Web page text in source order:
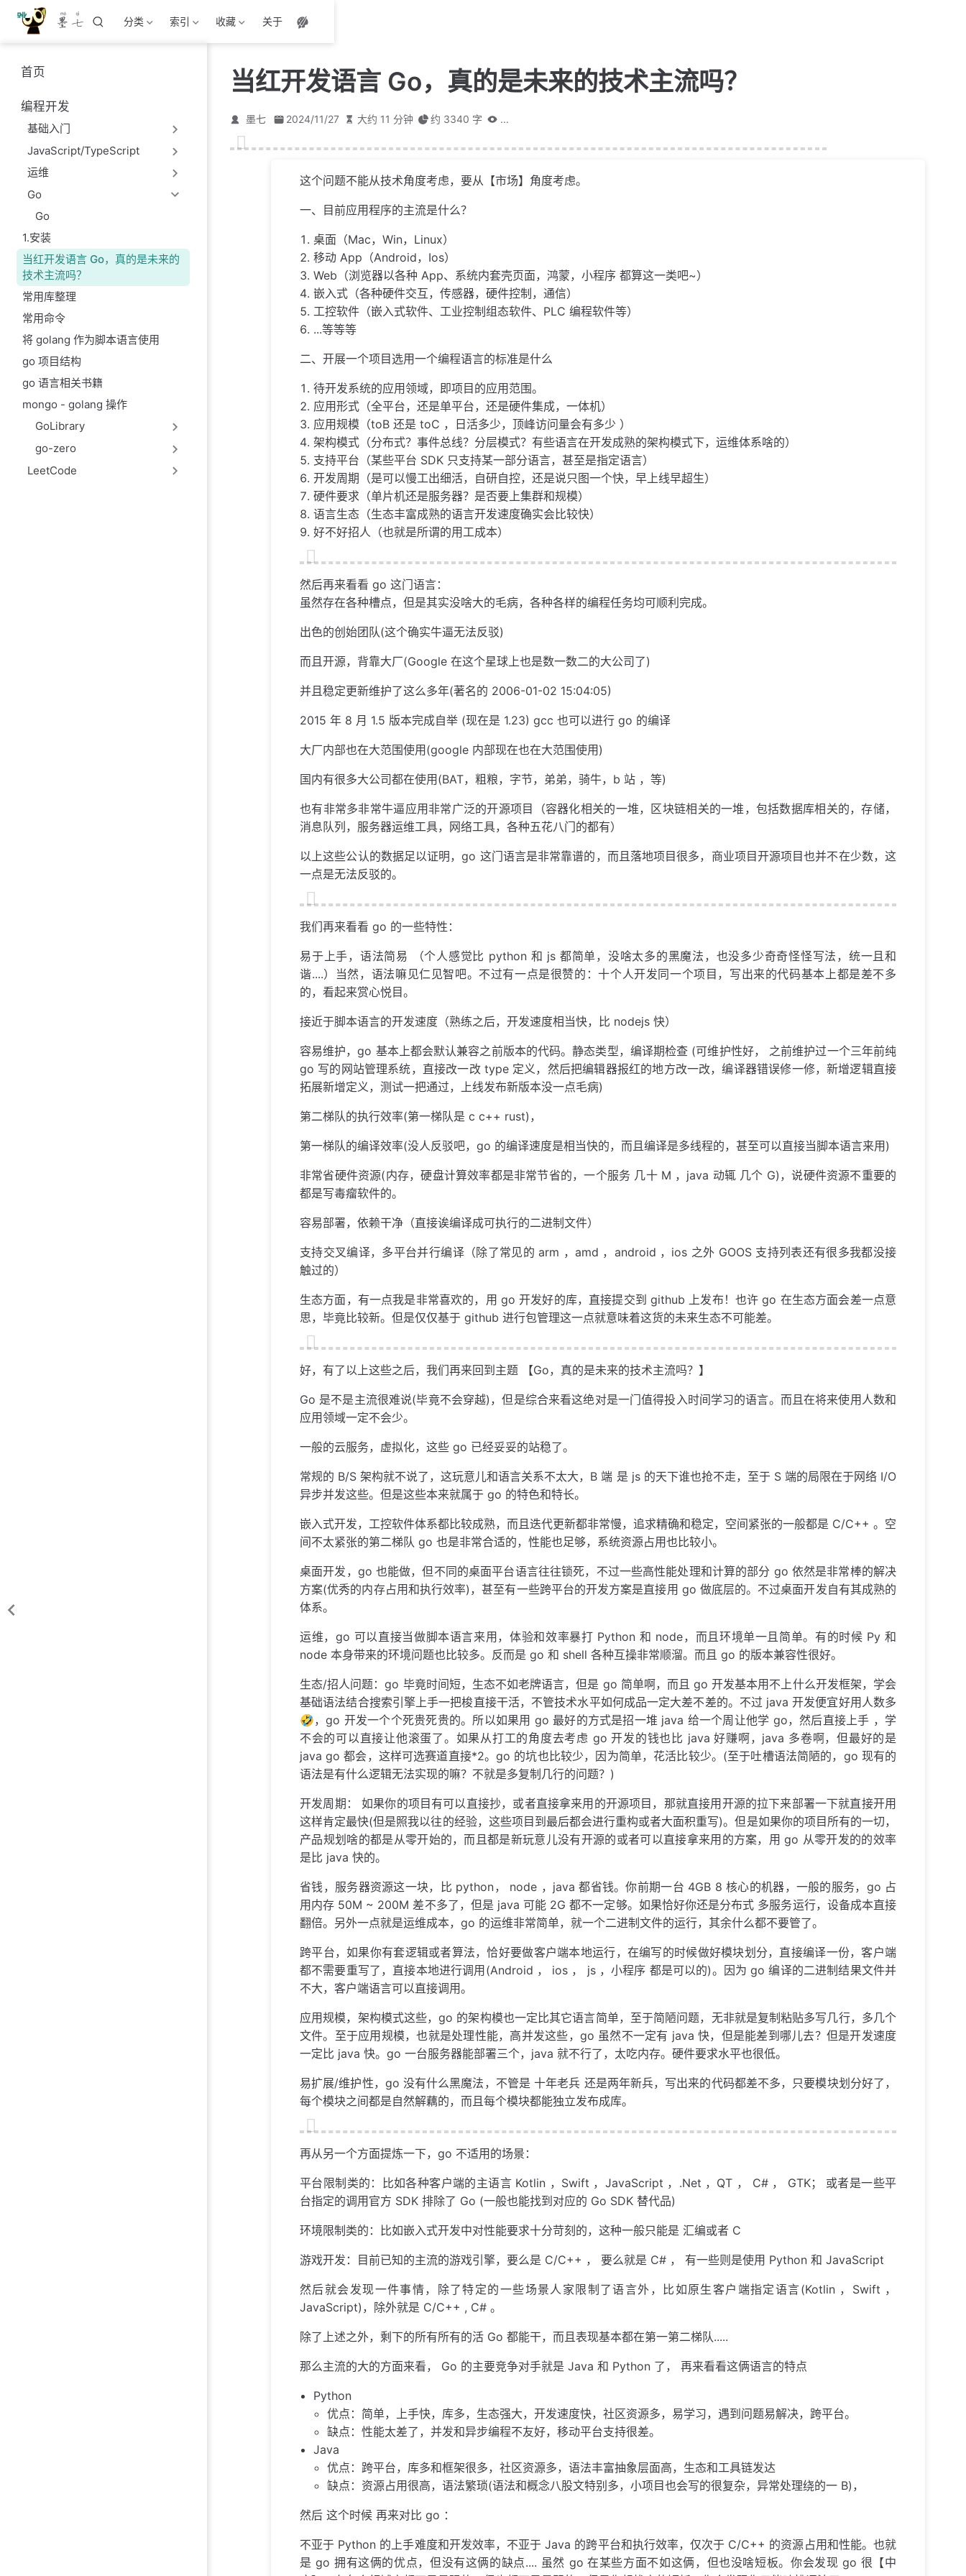
跳
主
要
內
墨七 分类 索引 收藏 关于
首页
编程开发
基础入门
JavaScript/TypeScript
运维
Go
Go
1.安装
当红开发语言 Go，真的是未来的
技术主流吗？
常用库整理
常用命令
将 golang 作为脚本语言使用
go 项目结构
go 语言相关书籍
mongo - golang 操作
GoLibrary
go-zero
LeetCode
当红开发语言 Go，真的是未来的技术主流吗？
墨七 2024/11/27 大约 11 分钟 约 3340 字 ...
这个问题不能从技术角度考虑，要从【市场】角度考虑。
一、目前应用程序的主流是什么？
桌面（Mac，Win，Linux）
移动 App（Android，Ios）
Web（浏览器以各种 App、系统内套壳页面，鸿蒙，小程序 都算这一类吧~）
嵌入式（各种硬件交互，传感器，硬件控制，通信）
工控软件（嵌入式软件、工业控制组态软件、PLC 编程软件等）
...等等等
二、开展一个项目选用一个编程语言的标准是什么
待开发系统的应用领域，即项目的应用范围。
应用形式（全平台，还是单平台，还是硬件集成，一体机）
应用规模（toB 还是 toC ，日活多少，顶峰访问量会有多少 ）
架构模式（分布式？事件总线？分层模式？有些语言在开发成熟的架构模式下，运维体系啥的）
支持平台（某些平台 SDK 只支持某一部分语言，甚至是指定语言）
开发周期（是可以慢工出细活，自研自控，还是说只图一个快，早上线早超生）
硬件要求（单片机还是服务器？是否要上集群和规模）
语言生态（生态丰富成熟的语言开发速度确实会比较快）
好不好招人（也就是所谓的用工成本）
然后再来看看 go 这门语言：
虽然存在各种槽点，但是其实没啥大的毛病，各种各样的编程任务均可顺利完成。
出色的创始团队(这个确实牛逼无法反驳)
而且开源，背靠大厂(Google 在这个星球上也是数一数二的大公司了)
并且稳定更新维护了这么多年(著名的 2006-01-02 15:04:05)
2015 年 8 月 1.5 版本完成自举 (现在是 1.23) gcc 也可以进行 go 的编译
大厂内部也在大范围使用(google 内部现在也在大范围使用)
国内有很多大公司都在使用(BAT，粗粮，字节，弟弟，骑牛，b 站 ，等)
也有非常多非常牛逼应用非常广泛的开源项目（容器化相关的一堆，区块链相关的一堆，包括数据库相关的，存储，
消息队列，服务器运维工具，网络工具，各种五花八门的都有）
以上这些公认的数据足以证明，go 这门语言是非常靠谱的，而且落地项目很多，商业项目开源项目也并不在少数，这
一点是无法反驳的。
我们再来看看 go 的一些特性：
易于上手，语法简易 （个人感觉比 python 和 js 都简单，没啥太多的黑魔法，也没多少奇奇怪怪写法，统一且和
谐....）当然，语法嘛见仁见智吧。不过有一点是很赞的：十个人开发同一个项目，写出来的代码基本上都是差不多
的，看起来赏心悦目。
接近于脚本语言的开发速度（熟练之后，开发速度相当快，比 nodejs 快）
容易维护，go 基本上都会默认兼容之前版本的代码。静态类型，编译期检查 (可维护性好， 之前维护过一个三年前纯
go 写的网站管理系统，直接改一改 type 定义，然后把编辑器报红的地方改一改，编译器错误修一修，新增逻辑直接
拓展新增定义，测试一把通过，上线发布新版本没一点毛病)
第二梯队的执行效率(第一梯队是 c c++ rust)，
第一梯队的编译效率(没人反驳吧，go 的编译速度是相当快的，而且编译是多线程的，甚至可以直接当脚本语言来用)
非常省硬件资源(内存，硬盘计算效率都是非常节省的，一个服务 几十 M ，java 动辄 几个 G)，说硬件资源不重要的
都是写毒瘤软件的。
容易部署，依赖干净（直接诶编译成可执行的二进制文件）
支持交叉编译，多平台并行编译（除了常见的 arm ，amd ，android ，ios 之外 GOOS 支持列表还有很多我都没接
触过的）
生态方面，有一点我是非常喜欢的，用 go 开发好的库，直接提交到 github 上发布！也许 go 在生态方面会差一点意
思，毕竟比较新。但是仅仅基于 github 进行包管理这一点就意味着这货的未来生态不可能差。
好，有了以上这些之后，我们再来回到主题 【Go，真的是未来的技术主流吗？】
Go 是不是主流很难说(毕竟不会穿越)，但是综合来看这绝对是一门值得投入时间学习的语言。而且在将来使用人数和
应用领域一定不会少。
一般的云服务，虚拟化，这些 go 已经妥妥的站稳了。
常规的 B/S 架构就不说了，这玩意儿和语言关系不太大，B 端 是 js 的天下谁也抢不走，至于 S 端的局限在于网络 I/O
异步并发这些。但是这些本来就属于 go 的特色和特长。
嵌入式开发，工控软件体系都比较成熟，而且迭代更新都非常慢，追求精确和稳定，空间紧张的一般都是 C/C++ 。空
间不太紧张的第二梯队 go 也是非常合适的，性能也足够，系统资源占用也比较小。
桌面开发，go 也能做，但不同的桌面平台语言往往锁死，不过一些高性能处理和计算的部分 go 依然是非常棒的解决
方案(优秀的内存占用和执行效率)，甚至有一些跨平台的开发方案是直接用 go 做底层的。不过桌面开发自有其成熟的
体系。
运维，go 可以直接当做脚本语言来用，体验和效率暴打 Python 和 node，而且环境单一且简单。有的时候 Py 和
node 本身带来的环境问题也比较多。反而是 go 和 shell 各种互操非常顺溜。而且 go 的版本兼容性很好。
生态/招人问题：go 毕竟时间短，生态不如老牌语言，但是 go 简单啊，而且 go 开发基本用不上什么开发框架，学会
基础语法结合搜索引擎上手一把梭直接干活，不管技术水平如何成品一定大差不差的。不过 java 开发便宜好用人数多
🤣，go 开发一个个死贵死贵的。所以如果用 go 最好的方式是招一堆 java 给一个周让他学 go，然后直接上手 ，学
不会的可以直接让他滚蛋了。如果从打工的角度去考虑 go 开发的钱也比 java 好赚啊，java 多卷啊，但最好的是
java go 都会，这样可选赛道直接*2。go 的坑也比较少，因为简单，花活比较少。(至于吐槽语法简陋的，go 现有的
语法是有什么逻辑无法实现的嘛？不就是多复制几行的问题？)
开发周期： 如果你的项目有可以直接抄，或者直接拿来用的开源项目，那就直接用开源的拉下来部署一下就直接开用
这样肯定最快(但是照我以往的经验，这些项目到最后都会进行重构或者大面积重写)。但是如果你的项目所有的一切，
产品规划啥的都是从零开始的，而且都是新玩意儿没有开源的或者可以直接拿来用的方案，用 go 从零开发的的效率
是比 java 快的。
省钱，服务器资源这一块，比 python， node ，java 都省钱。你前期一台 4GB 8 核心的机器，一般的服务，go 占
用内存 50M ~ 200M 差不多了，但是 java 可能 2G 都不一定够。如果恰好你还是分布式 多服务运行，设备成本直接
翻倍。另外一点就是运维成本，go 的运维非常简单，就一个二进制文件的运行，其余什么都不要管了。
跨平台，如果你有套逻辑或者算法，恰好要做客户端本地运行，在编写的时候做好模块划分，直接编译一份，客户端
都不需要重写了，直接本地进行调用(Android ， ios ， js ，小程序 都是可以的)。因为 go 编译的二进制结果文件并
不大，客户端语言可以直接调用。
应用规模，架构模式这些，go 的架构模也一定比其它语言简单，至于简陋问题，无非就是复制粘贴多写几行，多几个
文件。至于应用规模，也就是处理性能，高并发这些，go 虽然不一定有 java 快，但是能差到哪儿去？但是开发速度
一定比 java 快。go 一台服务器能部署三个，java 就不行了，太吃内存。硬件要求水平也很低。
易扩展/维护性，go 没有什么黑魔法，不管是 十年老兵 还是两年新兵，写出来的代码都差不多，只要模块划分好了，
每个模块之间都是自然解藕的，而且每个模块都能独立发布成库。
再从另一个方面提炼一下，go 不适用的场景：
平台限制类的：比如各种客户端的主语言 Kotlin ，Swift ，JavaScript ，.Net ，QT ， C# ， GTK； 或者是一些平
台指定的调用官方 SDK 排除了 Go (一般也能找到对应的 Go SDK 替代品)
环境限制类的：比如嵌入式开发中对性能要求十分苛刻的，这种一般只能是 汇编或者 C
游戏开发：目前已知的主流的游戏引擎，要么是 C/C++ ， 要么就是 C# ， 有一些则是使用 Python 和 JavaScript
然后就会发现一件事情，除了特定的一些场景人家限制了语言外，比如原生客户端指定语言(Kotlin ，Swift ，
JavaScript)，除外就是 C/C++ , C# 。
除了上述之外，剩下的所有所有的活 Go 都能干，而且表现基本都在第一第二梯队.....
那么主流的大的方面来看， Go 的主要竞争对手就是 Java 和 Python 了， 再来看看这俩语言的特点
Python
优点：简单，上手快，库多，生态强大，开发速度快，社区资源多，易学习，遇到问题易解决，跨平台。
缺点：性能太差了，并发和异步编程不友好，移动平台支持很差。
Java
优点：跨平台，库多和框架很多，社区资源多，语法丰富抽象层面高，生态和工具链发达
缺点：资源占用很高，语法繁琐(语法和概念八股文特别多，小项目也会写的很复杂，异常处理绕的一 B)，
然后 这个时候 再来对比 go ：
不亚于 Python 的上手难度和开发效率，不亚于 Java 的跨平台和执行效率，仅次于 C/C++ 的资源占用和性能。也就
是 go 拥有这俩的优点，但没有这俩的缺点.... 虽然 go 在某些方面不如这俩，但也没啥短板。你会发现 go 很【中